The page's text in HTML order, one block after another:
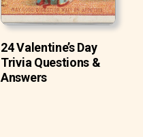
24 Valentine’s Day
Trivia Questions &
Answers